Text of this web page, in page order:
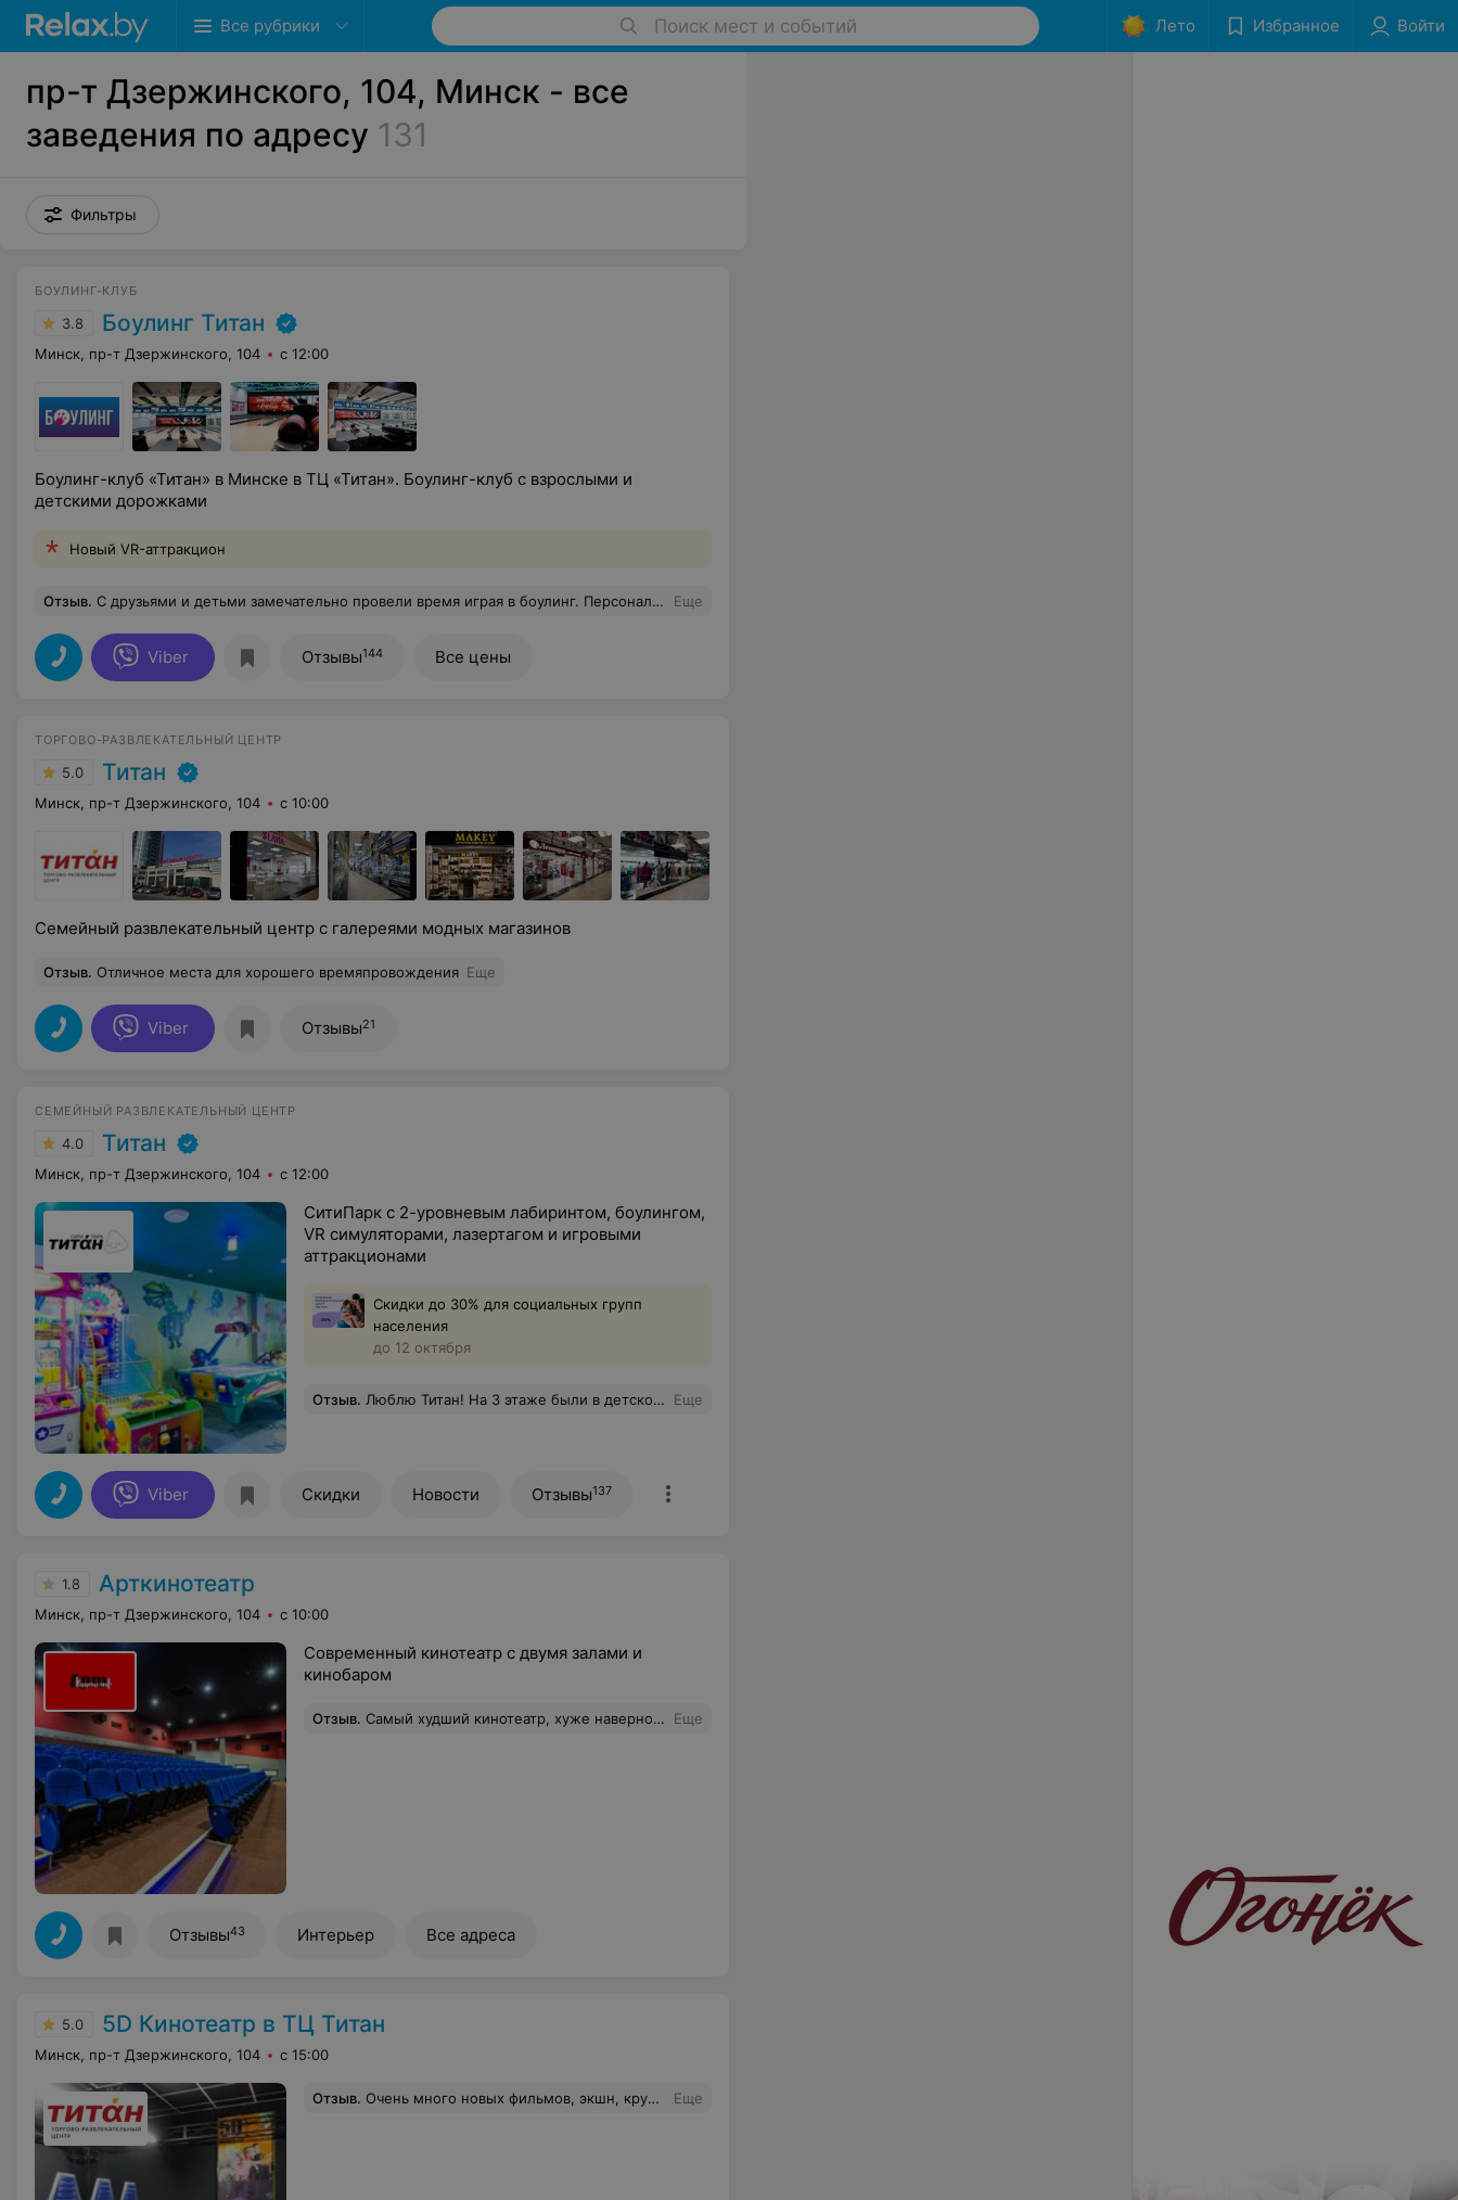
Все рубрики Поиск мест и событий Лето Избранное Войти
пр-т Дзержинского, 104, Минск - все
заведения по адресу 131
Фильтры
БОУЛИНГ-КЛУБ
3.8 Боулинг Титан
Минск, пр-т Дзержинского, 104 с 12:00
Боулинг-клуб «Титан» в Минске в ТЦ «Титан». Боулинг-клуб с взрослыми и
детскими дорожками
Новый VR-аттракцион
Отзыв. С друзьями и детьми замечательно провели время играя в боулинг. Персонал доброжелателен. Вернемся еще. Рекомендую к посещению Еще
Viber Отзывы144 Все цены
ТОРГОВО-РАЗВЛЕКАТЕЛЬНЫЙ ЦЕНТР
5.0 Титан
Минск, пр-т Дзержинского, 104 с 10:00
Семейный развлекательный центр с галереями модных магазинов
Отзыв. Отличное места для хорошего времяпровождения Еще
Viber Отзывы21
СЕМЕЙНЫЙ РАЗВЛЕКАТЕЛЬНЫЙ ЦЕНТР
4.0 Титан
Минск, пр-т Дзержинского, 104 с 12:00
СитиПарк с 2-уровневым лабиринтом, боулингом,
VR симуляторами, лазертагом и игровыми
аттракционами
Скидки до 30% для социальных групп
населения
до 12 октября
Отзыв. Люблю Титан! На 3 этаже были в детском лабиринте, поиграли на аттракционах. А потом спустились в Хинкальню и вкусно поужинали. Прекрасно, что все это в одном здании! Еще
Viber Скидки Новости Отзывы137
1.8 Арткинотеатр
Минск, пр-т Дзержинского, 104 с 10:00
Современный кинотеатр с двумя залами и
кинобаром
Отзыв. Самый худший кинотеатр, хуже наверное было только при ссср в кинотеатре ударник), купил 4 билета в большой зал 4 ряд места 14,15,16,17, кресла максимально неудобные, очень низко стоят, ширина кресел узкая, гардероба нет, в зимних куртках сидеть очень неудобно, сами сиденья уже просижены до того что пятой точкой чувствуешь не поролон а деревяшку под ним, отдельно могу сказать про звук, он настроен ужасно, на детском фильме громкость выкручена на максимум, по ушам высокие частоты бьют очень сильно, ребеонок весь фильм сидел наготове держа руки закрывать уши, про громкий звук ничего страшного если бы он был отстроен профессионально, больше туда точно не пойду , соседний кинотеатр на две головы выше по комфорту и звуку, кстати мой комментарий у них на странице в инстаграм они удалили Еще
Отзывы43 Интерьер Все адреса
5.0 5D Кинотеатр в ТЦ Титан
Минск, пр-т Дзержинского, 104 с 15:00
Отзыв. Очень много новых фильмов, экшн, круто, ходим часто. Полное погружение в виртуальную реальность! Еще